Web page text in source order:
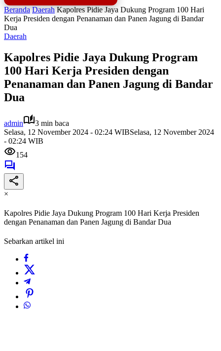
Beranda Daerah Kapolres Pidie Jaya Dukung Program 100 Hari
Kerja Presiden dengan Penanaman dan Panen Jagung di Bandar
Dua
Daerah
Kapolres Pidie Jaya Dukung Program
100 Hari Kerja Presiden dengan
Penanaman dan Panen Jagung di Bandar
Dua
admin
3 min baca
Selasa, 12 November 2024 - 02:24 WIBSelasa, 12 November 2024
- 02:24 WIB
154
×
Kapolres Pidie Jaya Dukung Program 100 Hari Kerja Presiden
dengan Penanaman dan Panen Jagung di Bandar Dua
Sebarkan artikel ini